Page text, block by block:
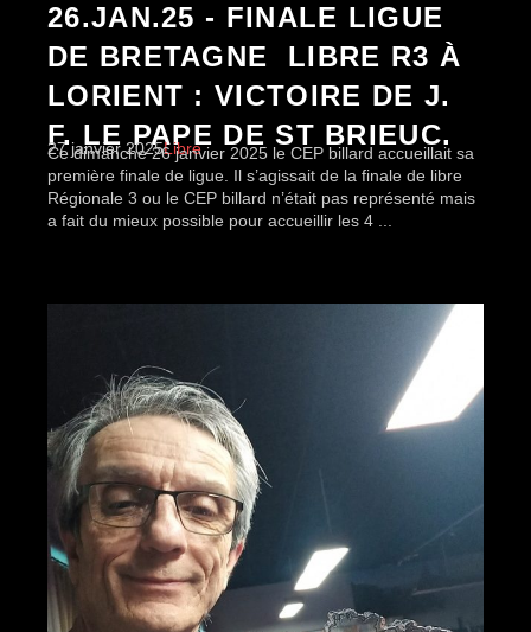
26.JAN.25 - FINALE LIGUE
DE BRETAGNE LIBRE R3 À
LORIENT : VICTOIRE DE J.
F. LE PAPE DE ST BRIEUC.
27 janvier 2025Libre
Ce dimanche 26 janvier 2025 le CEP billard accueillait sa
première finale de ligue. Il s’agissait de la finale de libre
Régionale 3 ou le CEP billard n’était pas représenté mais
a fait du mieux possible pour accueillir les 4 ...